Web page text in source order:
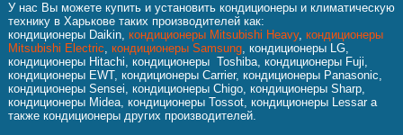
У нас Вы можете купить и установить кондиционеры и климатическую
технику в Харькове таких производителей как:
кондиционеры Daikin, кондиционеры Mitsubishi Heavy, кондиционеры
Mitsubishi Electric, кондиционеры Samsung, кондиционеры LG,
кондиционеры Hitachi, кондиционеры Toshiba, кондиционеры Fuji,
кондиционеры EWT, кондиционеры Carrier, кондиционеры Panasonic,
кондиционеры Sensei, кондиционеры Chigo, кондиционеры Sharp,
кондиционеры Midea, кондиционеры Tossot, кондиционеры Lessar а
также кондиционеры других производителей.